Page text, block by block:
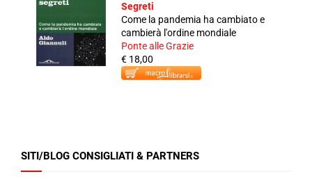
Segreti
Come la pandemia ha cambiato e
cambierà l'ordine mondiale
Ponte alle Grazie
€ 18,00
SITI/BLOG CONSIGLIATI & PARTNERS